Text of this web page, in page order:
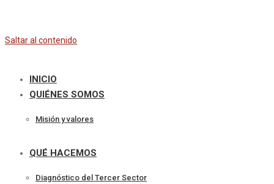
Saltar al contenido
INICIO
QUIÉNES SOMOS
Misión y valores
QUÉ HACEMOS
Diagnóstico del Tercer Sector